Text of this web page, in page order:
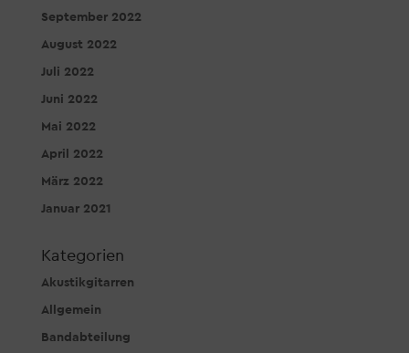
September 2022
August 2022
Juli 2022
Juni 2022
Mai 2022
April 2022
März 2022
Januar 2021
Kategorien
Akustikgitarren
Allgemein
Bandabteilung